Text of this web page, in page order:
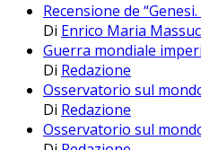
Recensione de
Di Enrico Maria
Guerra mondiale
Di Redazione
Osservatorio sul
Di Redazione
Osservatorio sul